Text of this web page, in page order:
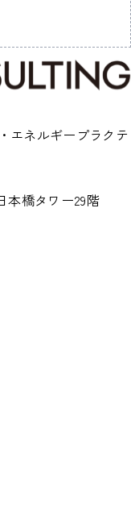
エネルギープラクテ
本橋タワー29階